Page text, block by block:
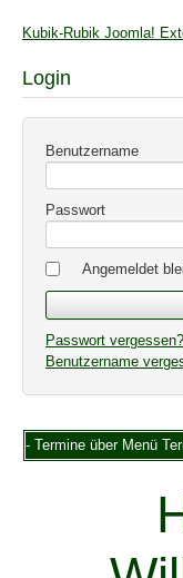
Kubik-Rubik Joomla!
Login
Benutzername
Passwort
Angemeldet
Passwort vergessen?
Benutzername
- Termine über Menü